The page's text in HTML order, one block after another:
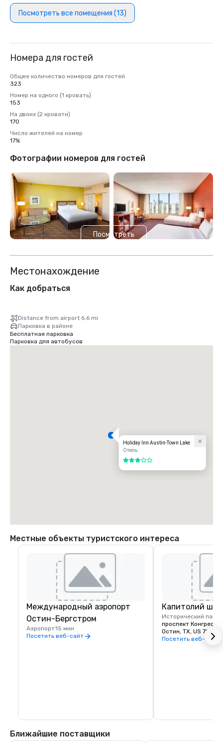
Посмотреть все помещения (13)
Номера для гостей
Общее количество номеров для гостей
323
Номер на одного (1 кровать)
153
На двоих (2 кровати)
170
Число жителей на номер
17%
Фотографии номеров для гостей
Посмотреть
Местонахождение
Как добраться
Distance from airport 6.6 mi
Парковка в районе
Бесплатная парковка
Парковка для автобусов
Holiday Inn Austin-Town Lake
Отель
3 из 5
Местные объекты туристского интереса
Международный аэропорт
Остин-Бергстром
Аэропорт15 мин
Посетить веб-сайт
Капитолий
Исторический
проспект
Остин, TX, US 78701
Посетить веб-сайт
Ближайшие поставщики